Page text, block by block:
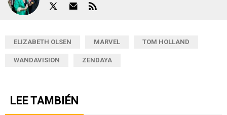
ELIZABETH OLSEN MARVEL TOM HOLLAND
WANDAVISION ZENDAYA
LEE TAMBIÉN